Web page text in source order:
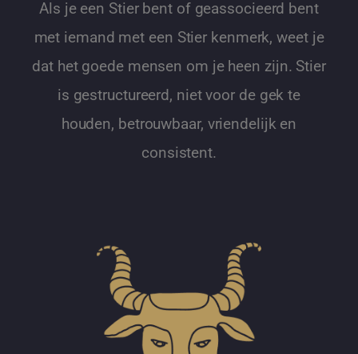
Als je een Stier bent of geassocieerd bent
met iemand met een Stier kenmerk, weet je
dat het goede mensen om je heen zijn. Stier
is gestructureerd, niet voor de gek te
houden, betrouwbaar, vriendelijk en
consistent.